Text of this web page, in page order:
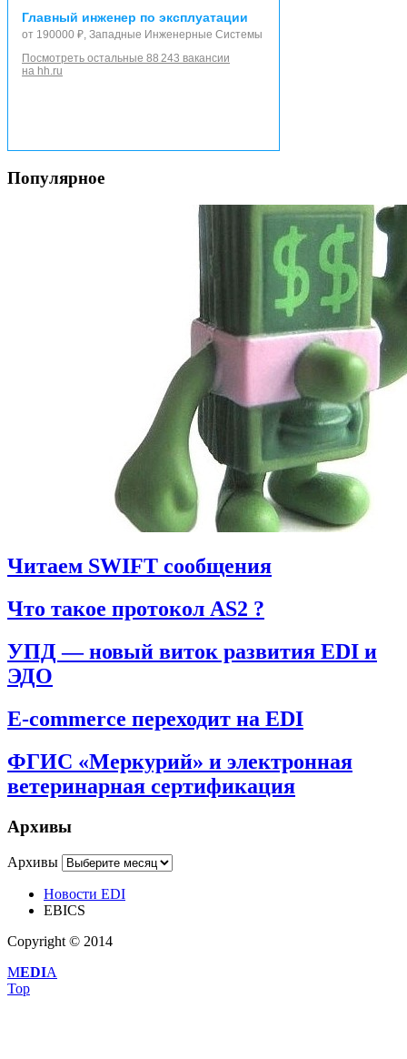
Главный инженер по эксплуатации
от 190000 ₽, Западные Инженерные Системы
Посмотреть остальные 88 243 вакансии
на hh.ru
Популярное
Читаем SWIFT сообщения
Что такое протокол AS2 ?
УПД — новый виток развития EDI и
ЭДО
E-commerce переходит на EDI
ФГИС «Меркурий» и электронная
ветеринарная сертификация
Архивы
Архивы
Новости EDI
EBICS
Copyright © 2014
MEDIA
Top